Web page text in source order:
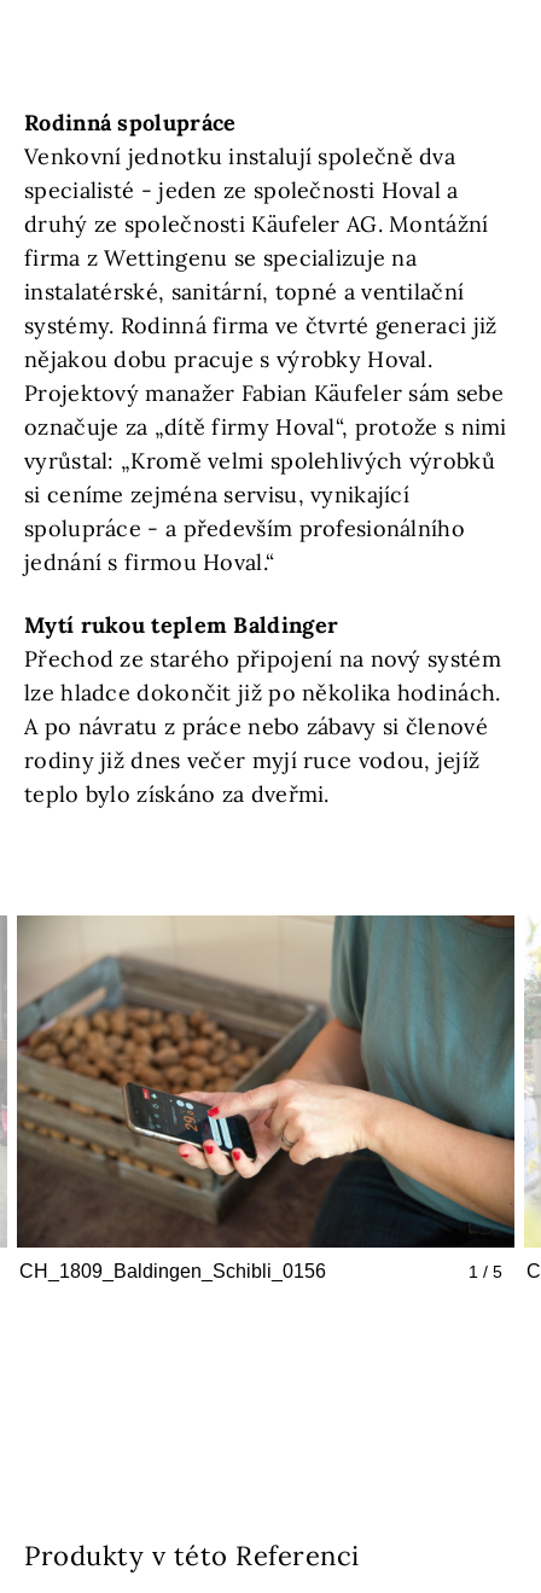
Rodinná spolupráce
Venkovní jednotku instalují společně dva
specialisté - jeden ze společnosti Hoval a
druhý ze společnosti Käufeler AG. Montážní
firma z Wettingenu se specializuje na
instalatérské, sanitární, topné a ventilační
systémy. Rodinná firma ve čtvrté generaci již
nějakou dobu pracuje s výrobky Hoval.
Projektový manažer Fabian Käufeler sám sebe
označuje za „dítě firmy Hoval“, protože s nimi
vyrůstal: „Kromě velmi spolehlivých výrobků
si ceníme zejména servisu, vynikající
spolupráce - a především profesionálního
jednání s firmou Hoval.“
Mytí rukou teplem Baldinger
Přechod ze starého připojení na nový systém
lze hladce dokončit již po několika hodinách.
A po návratu z práce nebo zábavy si členové
rodiny již dnes večer myjí ruce vodou, jejíž
teplo bylo získáno za dveřmi.
1 / 5
CH_1809_Baldingen_Schibli_0156
Produkty v této Referenci